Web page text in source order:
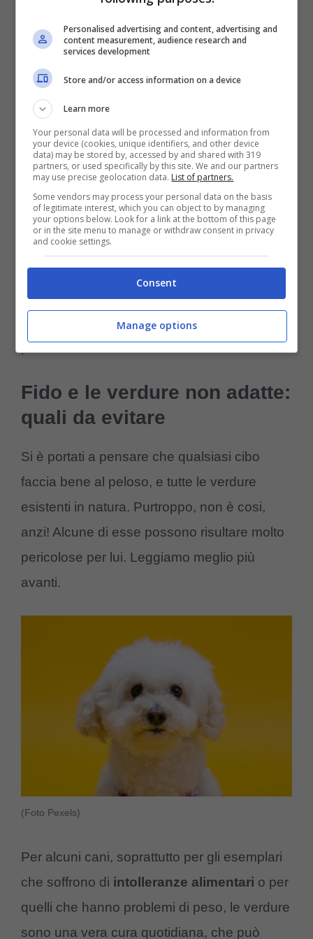
Se il peloso vuole, queste verdure possono
essereproposte crude
conservare intatte le numerosesostanze
nutritive, in particolare le vitamine.
Prima di offrirle a bau, si consiglia sempre di
tagliare le verdure a pezzettini molto piccoli,
meglio segrattugiate o frullate, e poi
inserite con il resto del suo pasto, in modo
che le mangi tutte.
Potrebbe interessarti anche:Cibi che
aiutano il cane a digerire: gli alimenti migliori
Fido e le verdure non adatte:
quali da evitare
Si è portati a pensare che qualsiasi cibo
faccia bene al peloso, e tutte le verdure
esistenti in natura. Purtroppo, non è cosi,
anzi! Alcune di esse possono risultare molto
pericolose per lui. Leggiamo meglio più
avanti.
(Foto Pexels)
Per alcuni cani, soprattutto per gli esemplari
che soffrono di intolleranze alimentari o per
quelli che hanno problemi di peso, le verdure
sono una vera cura quotidiana, che può
Personalised advertising and content, advertising and
content measurement, audience research and
services development
Store and/or access information on a device
Learn more
Your personal data will be processed and information from
your device (cookies, unique identifiers, and other device
data) may be stored by, accessed by and shared with 319
partners, or used specifically by this site. We and our partners
may use precise geolocation data. List of partners.
Some vendors may process your personal data on the basis
of legitimate interest, which you can object to by managing
your options below. Look for a link at the bottom of this page
or in the site menu to manage or withdraw consent in privacy
and cookie settings.
Consent
Manage options